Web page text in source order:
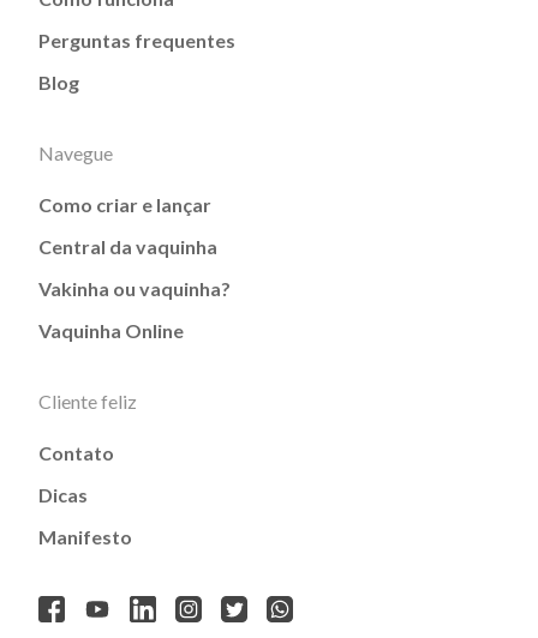
Perguntas frequentes
Blog
Navegue
Como criar e lançar
Central da vaquinha
Vakinha ou vaquinha?
Vaquinha Online
Cliente feliz
Contato
Dicas
Manifesto